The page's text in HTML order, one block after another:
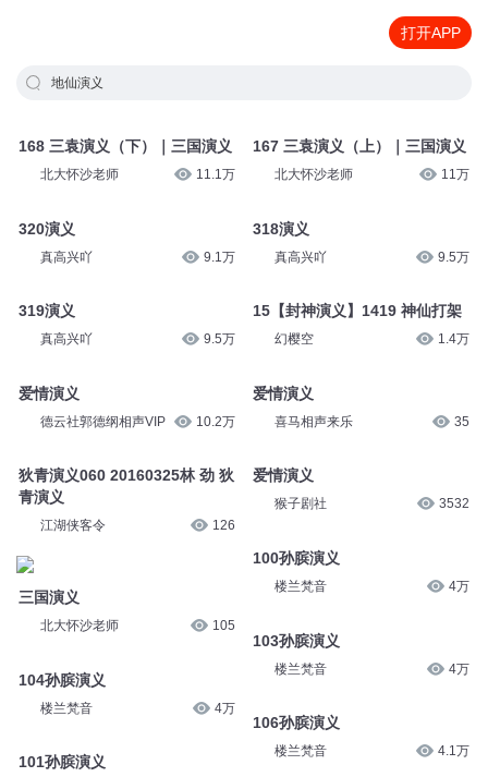
打开APP
地仙演义
168 三袁演义（下）｜三国演义
北大怀沙老师 11.1万
320演义
真高兴吖 9.1万
319演义
真高兴吖 9.5万
爱情演义
德云社郭德纲相声VIP 10.2万
狄青演义060 20160325林 劲 狄
青演义
江湖侠客令 126
三国演义
北大怀沙老师 105
104孙膑演义
楼兰梵音 4万
101孙膑演义
167 三袁演义（上）｜三国演义
北大怀沙老师 11万
318演义
真高兴吖 9.5万
15【封神演义】1419 神仙打架
幻樱空 1.4万
爱情演义
喜马相声来乐 35
爱情演义
猴子剧社 3532
100孙膑演义
楼兰梵音 4万
103孙膑演义
楼兰梵音 4万
106孙膑演义
楼兰梵音 4.1万